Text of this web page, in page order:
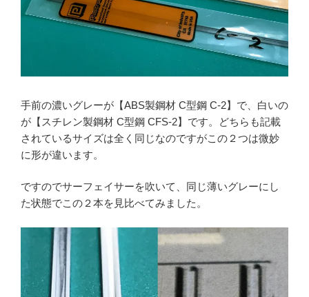
手前の濃いグレーが【ABS製鋼材 C型鋼 C-2】で、白いの
が【スチレン製鋼材 C型鋼 CFS-2】です。どちらも記載
されているサイズは全く同じなのですがこの２つは微妙
に形が違います。
ですのでサーフェイサーを吹いて、同じ薄いグレーにし
た状態でこの２本を見比べてみました。